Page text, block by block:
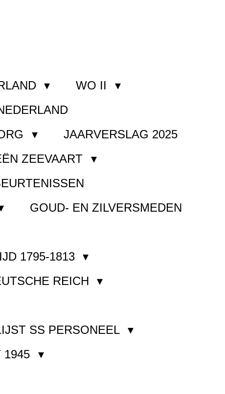
WO II
JAARVERSLAG 2025
ZEEVAART
GOUD- EN ZILVERSMEDEN
1795-1813
REICH
SS PERSONEEL
1945